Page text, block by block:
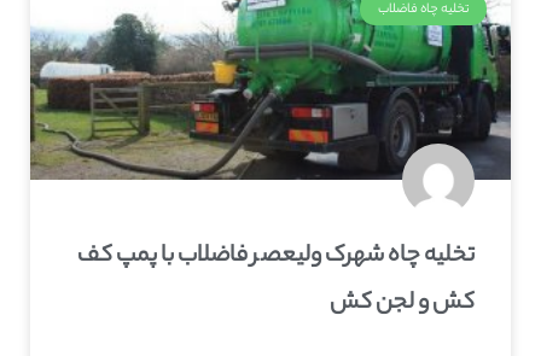
تخلیه چاه فاضلاب
تخلیه چاه شهرک ولیعصر فاضلاب با پمپ کف
کش و لجن کش